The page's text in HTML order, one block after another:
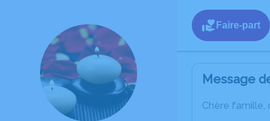
Faire-part
Message
Chère famille,